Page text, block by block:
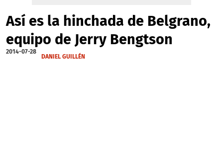
Así es la hinchada de Belgrano,
equipo de Jerry Bengtson
2014-07-28
DANIEL GUILLÉN